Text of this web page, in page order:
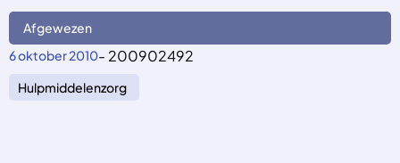
Geen zorgverzekering
Over SKGZ
Nieuws
Afgewezen
6 oktober 2010- 200902492
Hulpmiddelenzorg